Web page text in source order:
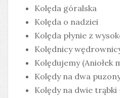
Kolęda góralska
Kolęda o nadziei
Kolęda płynie z
Kolędnicy
Kolędujemy (Aniołek
Kolędy na dwa
Kolędy na dwie